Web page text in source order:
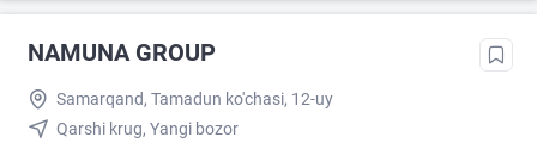
NAMUNA GROUP
Samarqand, Tamadun ko'chasi, 12-uy
Qarshi krug, Yangi bozor